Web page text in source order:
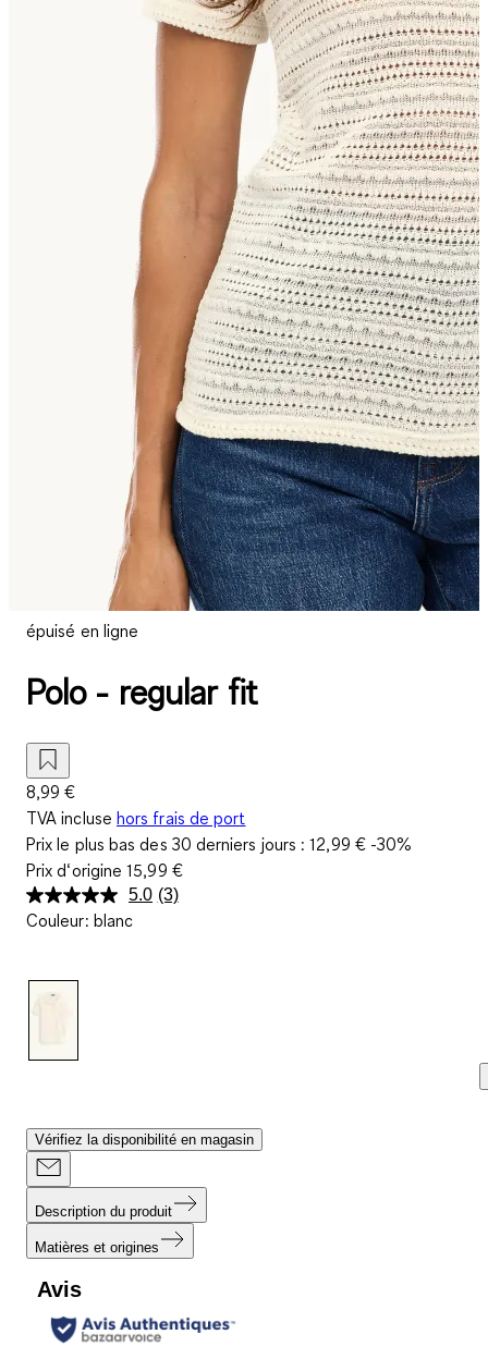
épuisé en ligne
Polo - regular fit
8,99 €
TVA incluse hors frais de port
Prix le plus bas des 30 derniers jours :12,99 €-30%
Prix d‘origine15,99 €
5.0 Lire
(3)
Couleur: blanc
Vérifiez la disponibilité en magasin
Description du produit
Matières et origines
Avis